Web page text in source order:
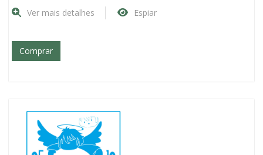
Ver mais detalhes Espiar
Comprar